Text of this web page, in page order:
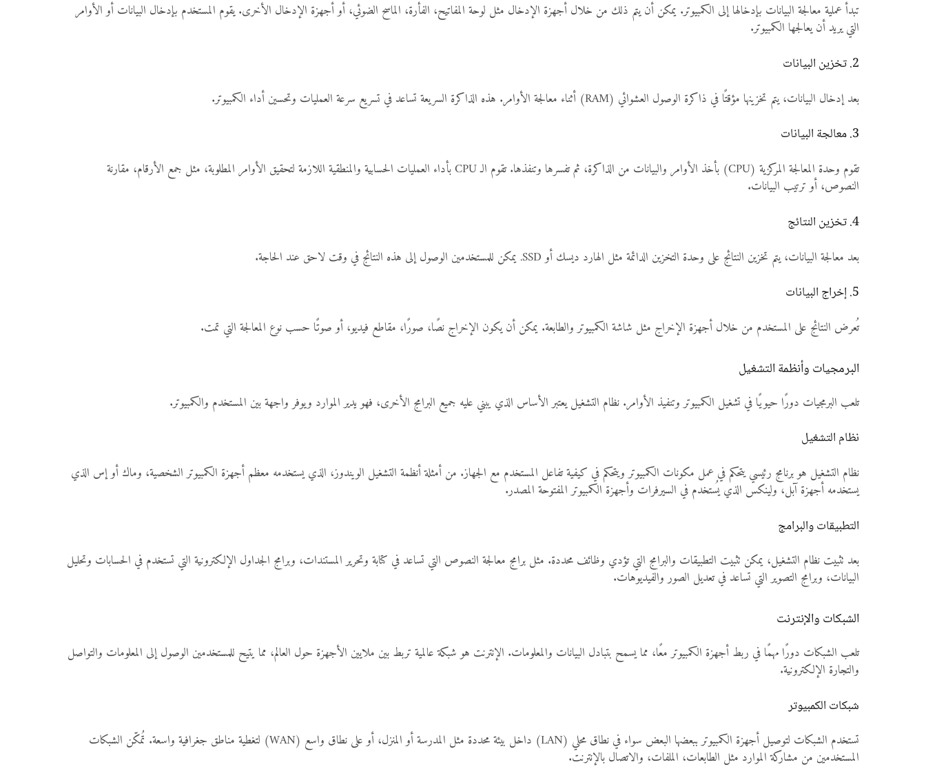
تبدأ عملية معالجة البيانات بإدخالها إلى الكمبيوتر. يمكن أن يتم ذلك من خلال أجهزة الإدخال مثل لوحة المفاتيح، الفأرة، الماسح الضوئي، أو أجهزة الإدخال الأخرى. يقوم المستخدم بإدخال البيانات أو الأوامر
التي يريد أن يعالجها الكمبيوتر.
2. تخزين البيانات
بعد إدخال البيانات، يتم تخزينها مؤقتًا في ذاكرة الوصول العشوائي (RAM) أثناء معالجة الأوامر. هذه الذاكرة السريعة تساعد في تسريع سرعة العمليات وتحسين أداء الكمبيوتر.
3. معالجة البيانات
تقوم وحدة المعالجة المركزية (CPU) بأخذ الأوامر والبيانات من الذاكرة، ثم تفسرها وتنفذها. تقوم الـ CPU بأداء العمليات الحسابية والمنطقية اللازمة لتحقيق الأوامر المطلوبة، مثل جمع الأرقام، مقارنة
النصوص، أو ترتيب البيانات.
4. تخزين النتائج
بعد معالجة البيانات، يتم تخزين النتائج على وحدة التخزين الدائمة مثل الهارد ديسك أو SSD. يمكن للمستخدمين الوصول إلى هذه النتائج في وقت لاحق عند الحاجة.
5. إخراج البيانات
تُعرض النتائج على المستخدم من خلال أجهزة الإخراج مثل شاشة الكمبيوتر والطابعة. يمكن أن يكون الإخراج نصًا، صورًا، مقاطع فيديو، أو صوتًا حسب نوع المعالجة التي تمت.
البرمجيات وأنظمة التشغيل
تلعب البرمجيات دورًا حيويًا في تشغيل الكمبيوتر وتنفيذ الأوامر. نظام التشغيل يعتبر الأساس الذي يبني عليه جميع البرامج الأخرى، فهو يدير الموارد ويوفر واجهة بين المستخدم والكمبيوتر.
نظام التشغيل
نظام التشغيل هو برنامج رئيسي يتحكم في عمل مكونات الكمبيوتر ويتحكم في كيفية تفاعل المستخدم مع الجهاز. من أمثلة أنظمة التشغيل الويندوز، الذي يستخدمه معظم أجهزة الكمبيوتر الشخصية، وماك أو إس الذي
يستخدمه أجهزة آبل، ولينكس الذي يُستخدم في السيرفرات وأجهزة الكمبيوتر المفتوحة المصدر.
التطبيقات والبرامج
بعد تثبيت نظام التشغيل، يمكن تثبيت التطبيقات والبرامج التي تؤدي وظائف محددة. مثل برامج معالجة النصوص التي تساعد في كتابة وتحرير المستندات، وبرامج الجداول الإلكترونية التي تستخدم في الحسابات وتحليل
البيانات، وبرامج التصوير التي تساعد في تعديل الصور والفيديوهات.
الشبكات والإنترنت
تلعب الشبكات دورًا مهمًا في ربط أجهزة الكمبيوتر معًا، مما يسمح بتبادل البيانات والمعلومات. الإنترنت هو شبكة عالمية تربط بين ملايين الأجهزة حول العالم، مما يتيح للمستخدمين الوصول إلى المعلومات والتواصل
والتجارة الإلكترونية.
شبكات الكمبيوتر
تستخدم الشبكات لتوصيل أجهزة الكمبيوتر ببعضها البعض سواء في نطاق محلي (LAN) داخل بيئة محددة مثل المدرسة أو المنزل، أو على نطاق واسع (WAN) لتغطية مناطق جغرافية واسعة. تُمكّن الشبكات
المستخدمين من مشاركة الموارد مثل الطابعات، الملفات، والاتصال بالإنترنت.